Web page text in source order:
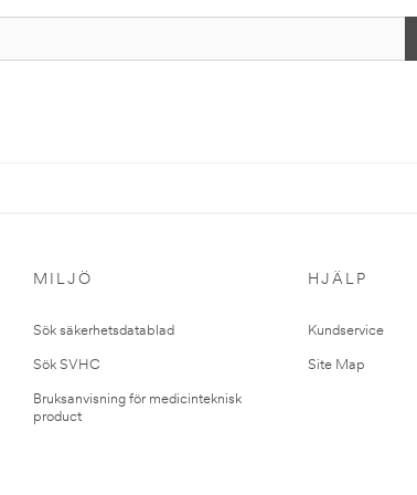
MILJÖ
Sök säkerhetsdatablad
Sök SVHC
Bruksanvisning för medicinteknisk
product
HJÄLP
Kundservice
Site Map